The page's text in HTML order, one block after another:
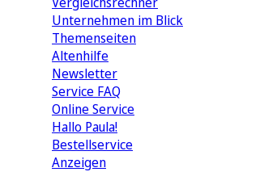
Unternehmen im Blick
Themenseiten
Altenhilfe
Newsletter
Service FAQ
Online Service
Hallo Paula!
Bestellservice
Anzeigen